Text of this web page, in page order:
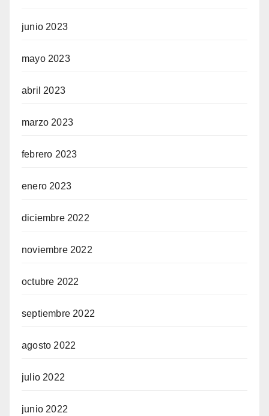
junio 2023
mayo 2023
abril 2023
marzo 2023
febrero 2023
enero 2023
diciembre 2022
noviembre 2022
octubre 2022
septiembre 2022
agosto 2022
julio 2022
junio 2022